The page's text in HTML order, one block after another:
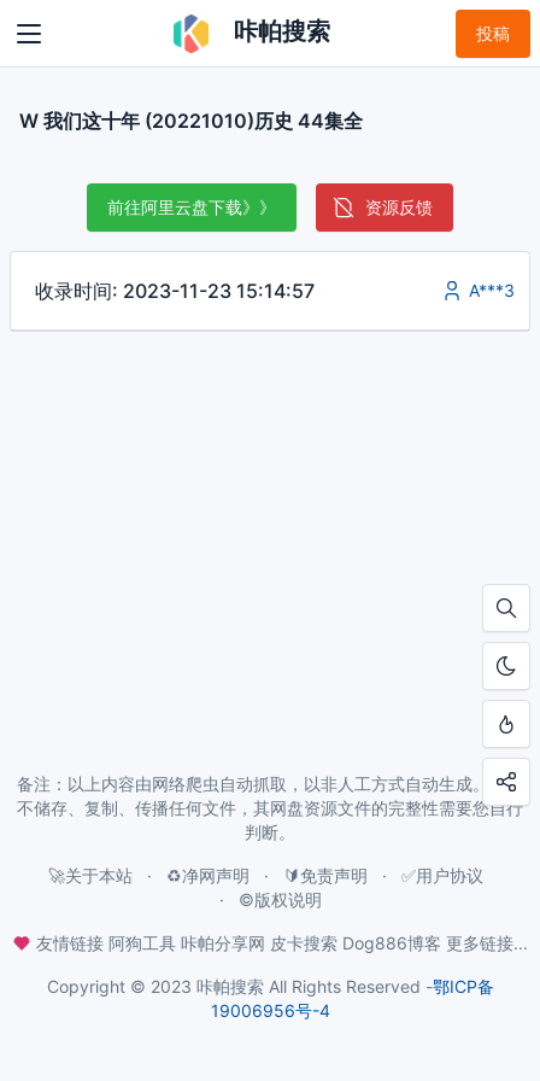
咔帕搜索 投稿
W 我们这十年 (20221010)历史 44集全
前往阿里云盘下载》》 资源反馈
收录时间: 2023-11-23 15:14:57 A***3
备注：以上内容由网络爬虫自动抓取，以非人工方式自动生成。本站
不储存、复制、传播任何文件，其网盘资源文件的完整性需要您自行
判断。
🚀关于本站 ♻️净网声明 🔰免责声明
✅用户协议
©️版权说明
友情链接 阿狗工具 咔帕分享网 皮卡搜索 Dog886博客 更多链接...
Copyright © 2023 咔帕搜索 All Rights Reserved -鄂ICP备
19006956号-4